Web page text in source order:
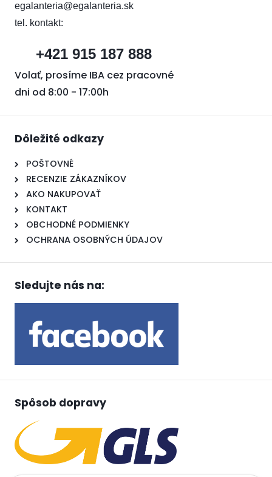
egalanteria@egalanteria.sk
tel. kontakt:
+421 915 187 888
Volať, prosíme IBA cez pracovné
dni od 8:00 - 17:00h
Dôležité odkazy
POŠTOVNÉ
RECENZIE ZÁKAZNÍKOV
AKO NAKUPOVAŤ
KONTAKT
OBCHODNÉ PODMIENKY
OCHRANA OSOBNÝCH ÚDAJOV
Sledujte nás na:
Spôsob dopravy